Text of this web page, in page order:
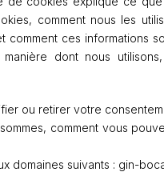
comment nous les
comment ces informations
manière dont nous
ou retirer votre
comment vous
domaines suivants : gin-